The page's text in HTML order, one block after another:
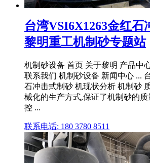
台湾VSI6X1263金红石
黎明重工机制砂专题站
机制砂设备 首页 关于黎明 产品中
联系我们 机制砂设备 新闻中心 ...
石冲击式制砂 机现状分析 机制砂
械化的生产方式,保证了机制砂的
控 ...
联系电话: 180 3780 8511